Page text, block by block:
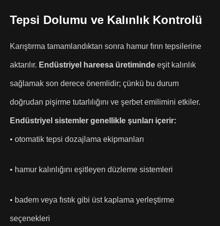
Tepsi Dolumu ve Kalınlık Kontrolü
Karıştırma tamamlandıktan sonra hamur fırın tepsilerine
aktarılır. Endüstriyel hareesa üretiminde eşit kalınlık
sağlamak son derece önemlidir; çünkü bu durum
doğrudan pişirme tutarlılığını ve şerbet emilimini etkiler.
Endüstriyel sistemler genellikle şunları içerir:
• otomatik tepsi dozajlama ekipmanları
• hamur kalınlığını eşitleyen düzleme sistemleri
• badem veya fıstık gibi üst kaplama yerleştirme
seçenekleri